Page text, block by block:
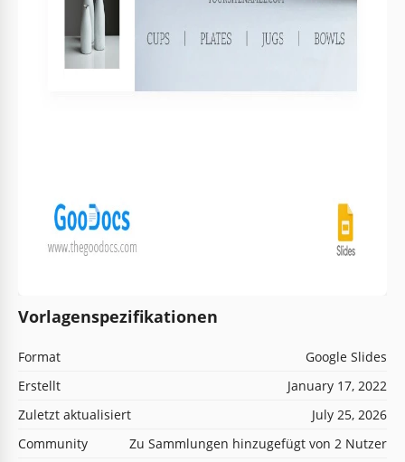
Vorlagenspezifikationen
Format
Google Slides
Erstellt
January 17, 2022
Zuletzt aktualisiert
July 25, 2026
Community
Zu Sammlungen hinzugefügt von 2 Nutzer